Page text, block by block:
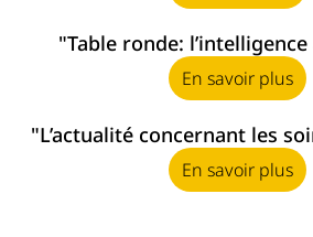
"Table ronde:
En savoir plus
"L’actualité concernant les
En savoir plus